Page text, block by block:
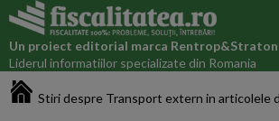
Un proiect editorial marca Rentrop&Straton
Liderul informatiilor specializate din Romania
Stiri despre Transport extern in articolele